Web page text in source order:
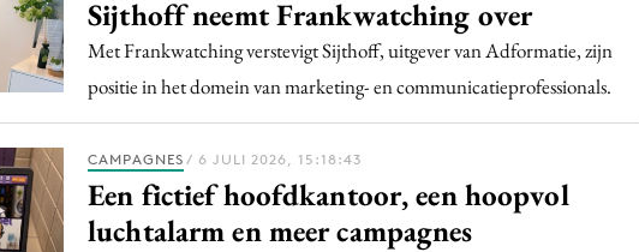
Sijthoff neemt Frankwatching over
Met Frankwatching verstevigt Sijthoff, uitgever van Adformatie, zijn
positie in het domein van marketing- en communicatieprofessionals.
CAMPAGNES / 6 JULI 2026, 15:18:43
Een fictief hoofdkantoor, een hoopvol
luchtalarm en meer campagnes